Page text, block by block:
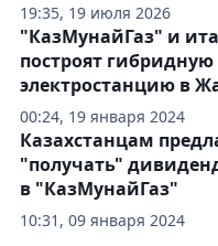
19:35, 19 июля 2026
00:24, 19 января 2024
"КазМунайГаз" и
построят гибридную
электростанцию в
10:31, 09 января 2024
Казахстанцам
"получать"
в "КазМунайГаз"